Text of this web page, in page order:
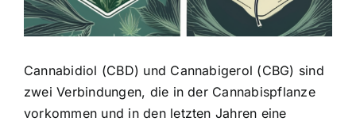
Cannabidiol (CBD) und Cannabigerol (CBG) sind
zwei Verbindungen, die in der Cannabispflanze
vorkommen und in den letzten Jahren eine